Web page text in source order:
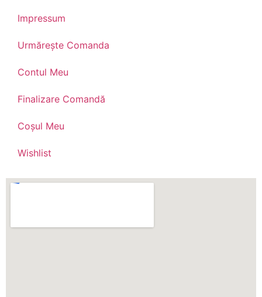
Impressum
Urmărește Comanda
Contul Meu
Finalizare Comandă
Coșul Meu
Wishlist